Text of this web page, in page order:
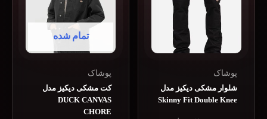
پوشاک
شلوار مشکی دیکیز مدل
Skinny Fit Double Knee
تمام شده
پوشاک
کت مشکی دیکیز مدل
DUCK CANVAS
CHORE